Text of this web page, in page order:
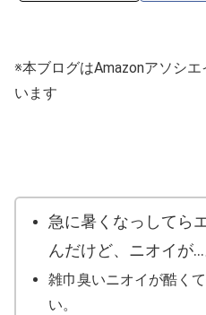
※本ブログはAmazonアソシ
います
急に暑くなっしてら
んだけど、ニオイが…
雑巾臭いニオイが酷く
い。